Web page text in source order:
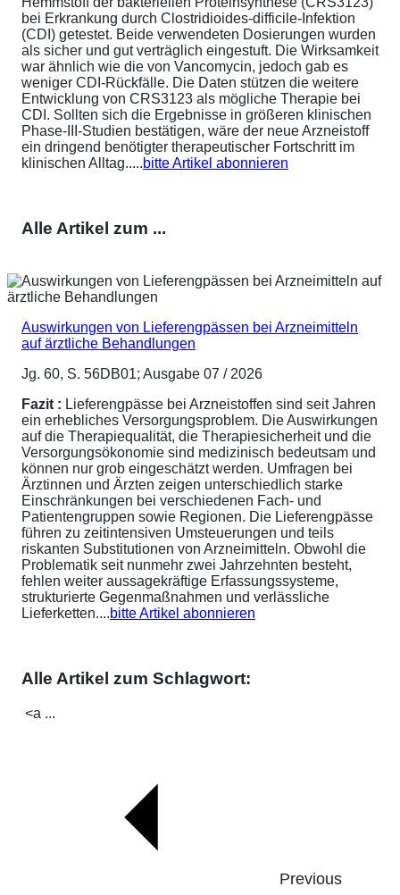
bei Erkrankung durch Clostridioides-difficile-Infektion
(CDI) getestet. Beide verwendeten Dosierungen wurden
als sicher und gut verträglich eingestuft. Die Wirksamkeit
war ähnlich wie die von Vancomycin, jedoch gab es
weniger CDI-Rückfälle. Die Daten stützen die weitere
Entwicklung von CRS3123 als mögliche Therapie bei
CDI. Sollten sich die Ergebnisse in größeren klinischen
Phase-III-Studien bestätigen, wäre der neue Arzneistoff
ein dringend benötigter therapeutischer Fortschritt im
klinischen Alltag.....bitte Artikel abonnieren
Alle Artikel zum ...
Auswirkungen von Lieferengpässen bei Arzneimitteln
auf ärztliche Behandlungen
Jg. 60, S. 56DB01; Ausgabe 07 / 2026
Fazit : Lieferengpässe bei Arzneistoffen sind seit Jahren
ein erhebliches Versorgungsproblem. Die Auswirkungen
auf die Therapiequalität, die Therapiesicherheit und die
Versorgungsökonomie sind medizinisch bedeutsam und
können nur grob eingeschätzt werden. Umfragen bei
Ärztinnen und Ärzten zeigen unterschiedlich starke
Einschränkungen bei verschiedenen Fach- und
Patientengruppen sowie Regionen. Die Lieferengpässe
führen zu zeitintensiven Umsteuerungen und teils
riskanten Substitutionen von Arzneimitteln. Obwohl die
Problematik seit nunmehr zwei Jahrzehnten besteht,
fehlen weiter aussagekräftige Erfassungssysteme,
strukturierte Gegenmaßnahmen und verlässliche
Lieferketten....bitte Artikel abonnieren
Alle Artikel zum Schlagwort:
<a ...
Previous